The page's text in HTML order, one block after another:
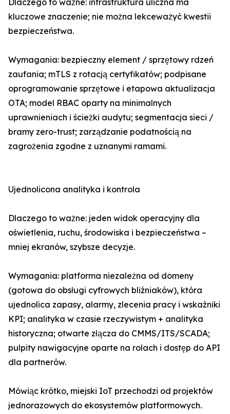
Dlaczego to ważne: infrastruktura uliczna ma
kluczowe znaczenie; nie można lekceważyć kwestii
bezpieczeństwa.
Wymagania: bezpieczny element / sprzętowy rdzeń
zaufania; mTLS z rotacją certyfikatów; podpisane
oprogramowanie sprzętowe i etapowa aktualizacja
OTA; model RBAC oparty na minimalnych
uprawnieniach i ścieżki audytu; segmentacja sieci /
bramy zero-trust; zarządzanie podatnością na
zagrożenia zgodne z uznanymi ramami.
Ujednolicona analityka i kontrola
Dlaczego to ważne: jeden widok operacyjny dla
oświetlenia, ruchu, środowiska i bezpieczeństwa –
mniej ekranów, szybsze decyzje.
Wymagania: platforma niezależna od domeny
(gotowa do obsługi cyfrowych bliźniaków), która
ujednolica zapasy, alarmy, zlecenia pracy i wskaźniki
KPI; analityka w czasie rzeczywistym + analityka
historyczna; otwarte złącza do CMMS/ITS/SCADA;
pulpity nawigacyjne oparte na rolach i dostęp do API
dla partnerów.
Mówiąc krótko, miejski IoT przechodzi od projektów
jednorazowych do ekosystemów platformowych.